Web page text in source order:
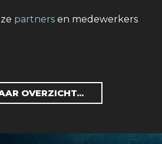
partners en medewerkers
OVERZICHT...